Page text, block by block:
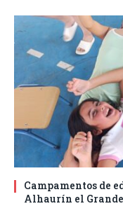
Campamentos de
Alhaurín el